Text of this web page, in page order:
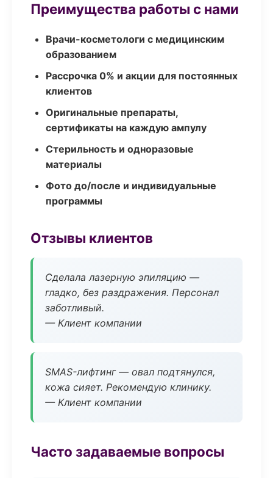
Преимущества работы с нами
Врачи-косметологи с медицинским
образованием
Рассрочка 0% и акции для постоянных
клиентов
Оригинальные препараты,
сертификаты на каждую ампулу
Стерильность и одноразовые
материалы
Фото до/после и индивидуальные
программы
Отзывы клиентов
Сделала лазерную эпиляцию —
гладко, без раздражения. Персонал
заботливый.
— Клиент компании
SMAS-лифтинг — овал подтянулся,
кожа сияет. Рекомендую клинику.
— Клиент компании
Часто задаваемые вопросы